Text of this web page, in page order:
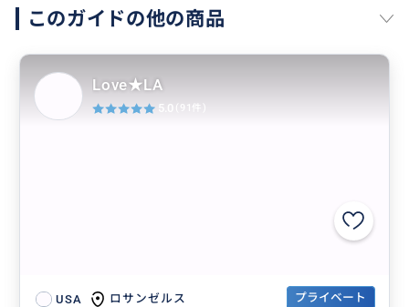
このガイドの他の商品
USA ロサンゼルス プライベート
Love★LA
5.0 (91件)